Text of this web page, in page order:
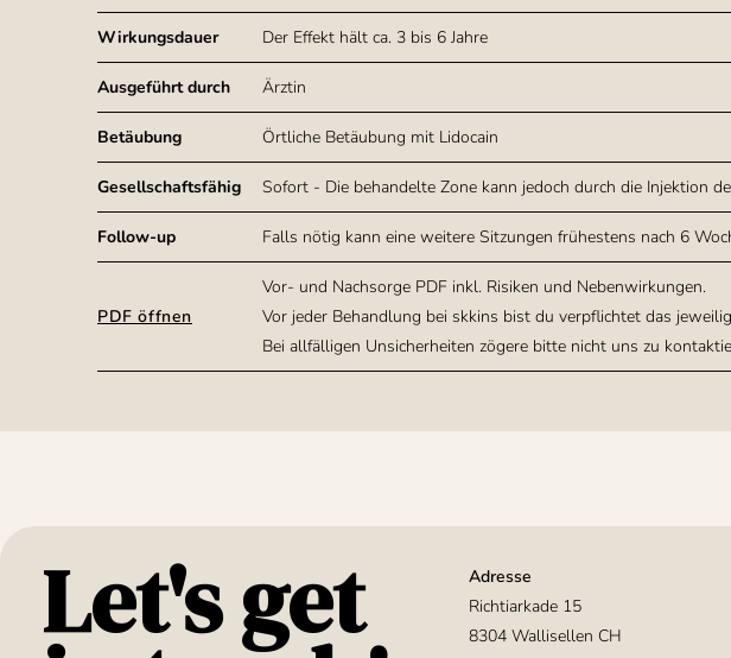
Wirkungsdauer Der Effekt hält ca. 3 bis 6 Jahre
Ausgeführt durch Ärztin
Betäubung Örtliche Betäubung mit Lidocain
Gesellschaftsfähig Sofort - Die behandelte Zone kann jedoch durch die Injektion
Follow-up Falls nötig kann eine weitere Sitzungen frühestens nach 6
PDF öffnen
Vor- und Nachsorge PDF inkl. Risiken und Nebenwirkungen.
Vor jeder Behandlung bei skkins bist du verpflichtet das
Bei allfälligen Unsicherheiten zögere bitte nicht uns zu
Let's get
Adresse
Richtiarkade 15
8304 Wallisellen CH